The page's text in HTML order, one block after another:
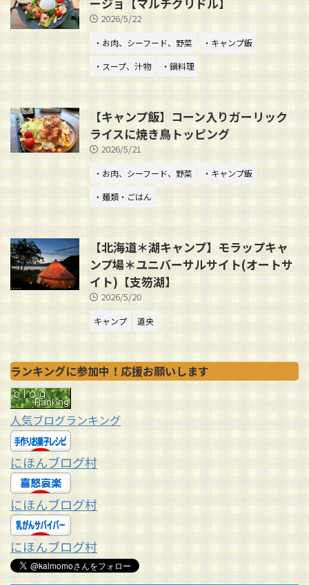
2026/5/22
・お肉、シーフード、野菜
・キャンプ飯
・スープ、汁物
・鍋料理
【キャンプ飯】コーン入りガーリック
ライスに焼き鳥トッピング
2026/5/21
・お肉、シーフード、野菜
・キャンプ飯
・麺類・ごはん
【北海道＊湖キャンプ】モラップキャ
ンプ場＊ユニバーサルサイト(オートサ
イト)【支笏湖】
2026/5/20
キャンプ 道央
ランキングに参加中！応援お願いします
人気ブログランキング
にほんブログ村
にほんブログ村
にほんブログ村